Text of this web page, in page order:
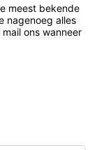
meest bekende
nagenoeg alles
ons wanneer